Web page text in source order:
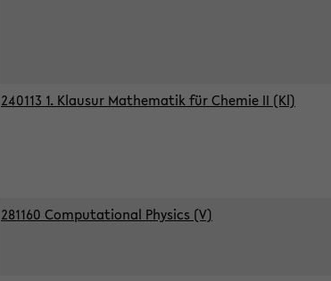
240113 1. Klausur Mathematik für Chemie II (Kl)
281160 Computational Physics (V)